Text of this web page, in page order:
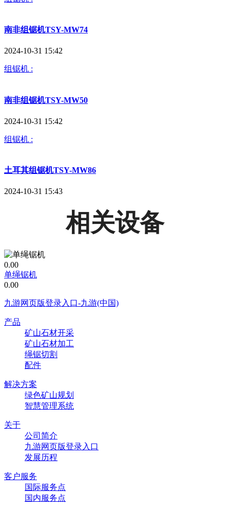
南非组锯机TSY-MW74
2024-10-31 15:42
组锯机 :
南非组锯机TSY-MW50
2024-10-31 15:42
组锯机 :
土耳其组锯机TSY-MW86
2024-10-31 15:43
相关设备
0.00
单绳锯机
0.00
九游网页版登录入口-九游(中国)
产品
矿山石材开采
矿山石材加工
绳锯切割
配件
解决方案
绿色矿山规划
智慧管理系统
关于
公司简介
九游网页版登录入口
发展历程
客户服务
国际服务点
国内服务点